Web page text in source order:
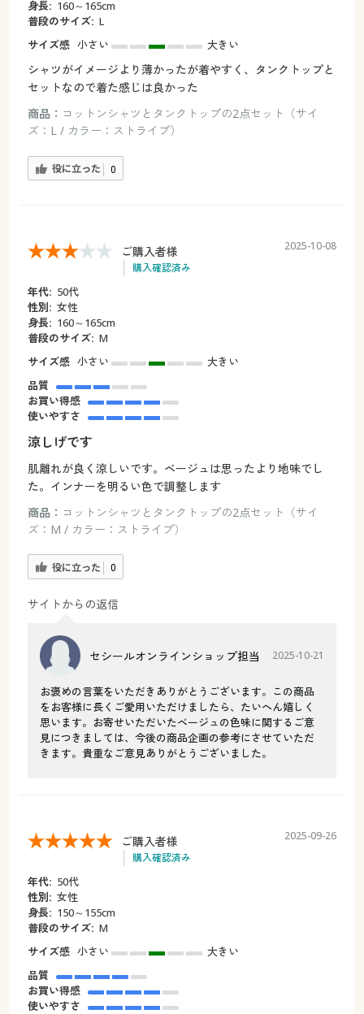
身長: 160～165cm
普段のサイズ: L
サイズ感 小さい 大きい
シャツがイメージより薄かったが着やすく、タンクトップと
セットなので着た感じは良かった
商品： コットンシャツとタンクトップの2点セット（サイ
ズ：L / カラー：ストライプ）
役に立った 0
ご購入者様
購入確認済み
2025-10-08
年代: 50代
性別: 女性
身長: 160～165cm
普段のサイズ: M
サイズ感 小さい
大きい
品質
お買い得感
使いやすさ
涼しげです
肌離れが良く涼しいです。ベージュは思ったより地味でし
た。インナーを明るい色で調整します
商品： コットンシャツとタンクトップの2点セット（サイ
ズ：M / カラー：ストライプ）
役に立った 0
サイトからの返信
セシールオンラインショップ担当 2025-10-21
お褒めの言葉をいただきありがとうございます。この商品
をお客様に長くご愛用いただけましたら、たいへん嬉しく
思います。お寄せいただいたベージュの色味に関するご意
見につきましては、今後の商品企画の参考にさせていただ
きます。貴重なご意見ありがとうございました。
ご購入者様
購入確認済み
2025-09-26
年代: 50代
性別: 女性
身長: 150～155cm
普段のサイズ: M
サイズ感 小さい
大きい
品質
お買い得感
使いやすさ